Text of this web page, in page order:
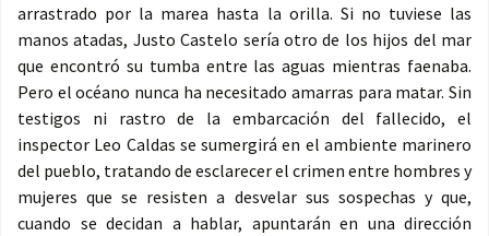
arrastrado por la marea hasta la orilla. Si no tuviese las
manos atadas, Justo Castelo sería otro de los hijos del mar
que encontró su tumba entre las aguas mientras faenaba.
Pero el océano nunca ha necesitado amarras para matar. Sin
testigos ni rastro de la embarcación del fallecido, el
inspector Leo Caldas se sumergirá en el ambiente marinero
del pueblo, tratando de esclarecer el crimen entre hombres y
mujeres que se resisten a desvelar sus sospechas y que,
cuando se decidan a hablar, apuntarán en una dirección